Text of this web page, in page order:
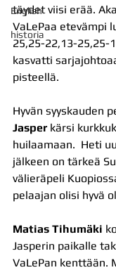
English
historia
täydet viisi erää.
VaLePaa etevämpi
25,25-22,13-25,25-
kasvatti
pisteellä.
Hyvän syyskauden
Jasper kärsi
huilaamaan.  Heti
jälkeen on tärkeä
välieräpeli
pelaajan olisi hyvä
Matias Tihumäki
Jasperin paikalle
VaLePan kenttään.